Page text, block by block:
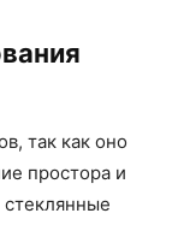
так как оно
простора и